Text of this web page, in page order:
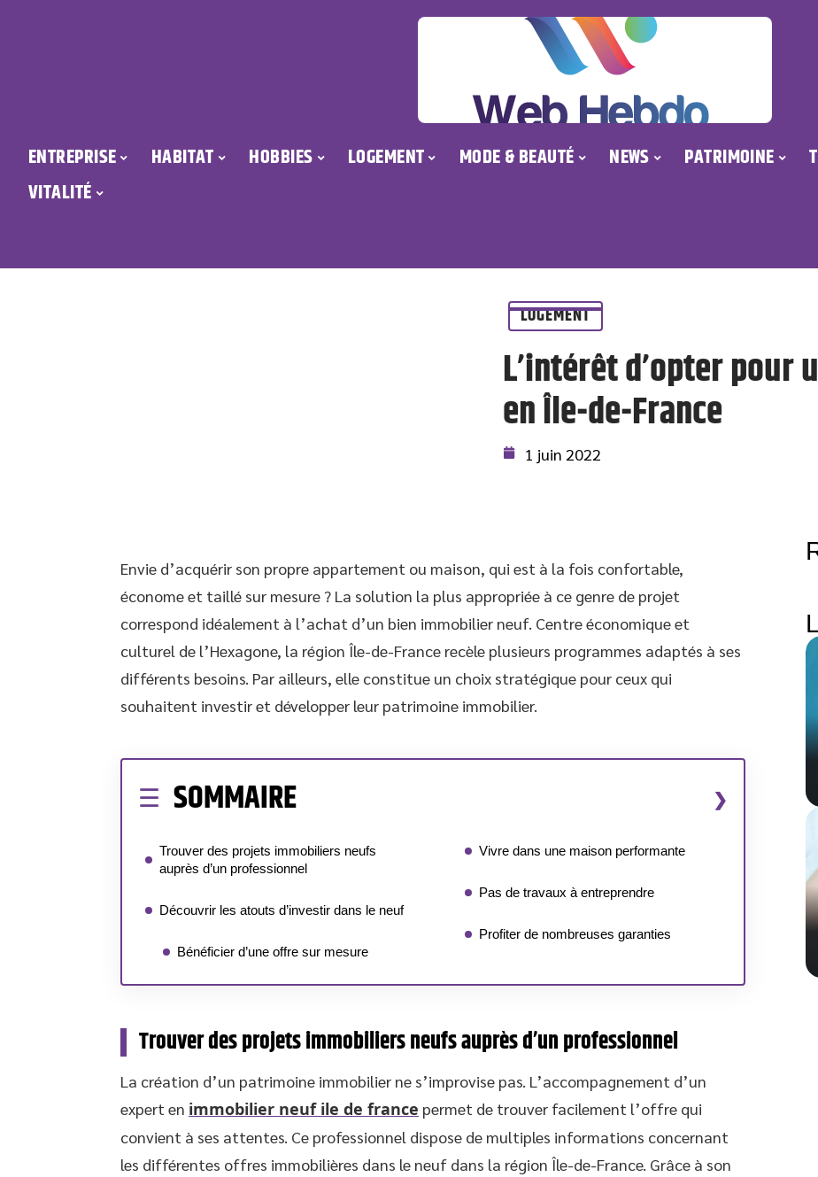
ENTREPRISE HABITAT HOBBIES LOGEMENT MODE & BEAUTÉ NEWS PATRIMOINE
VITALITÉ
LOGEMENT
L’intérêt d’opter
en Île-de-France
1 juin 2022
Envie d’acquérir son propre appartement ou maison, qui est à la fois confortable,
économe et taillé sur mesure ? La solution la plus appropriée à ce genre de projet
correspond idéalement à l’achat d’un bien immobilier neuf. Centre économique et
culturel de l’Hexagone, la région Île-de-France recèle plusieurs programmes adaptés à ses
différents besoins. Par ailleurs, elle constitue un choix stratégique pour ceux qui
souhaitent investir et développer leur patrimoine immobilier.
SOMMAIRE
Trouver des projets immobiliers neufs
auprès d’un professionnel
Découvrir les atouts d’investir dans le neuf
Bénéficier d’une offre sur mesure
Vivre dans une maison performante
Pas de travaux à entreprendre
Profiter de nombreuses garanties
Trouver des projets immobiliers neufs auprès d’un professionnel
La création d’un patrimoine immobilier ne s’improvise pas. L’accompagnement d’un
expert en immobilier neuf ile de france permet de trouver facilement l’offre qui
convient à ses attentes. Ce professionnel dispose de multiples informations concernant
les différentes offres immobilières dans le neuf dans la région Île-de-France. Grâce à son